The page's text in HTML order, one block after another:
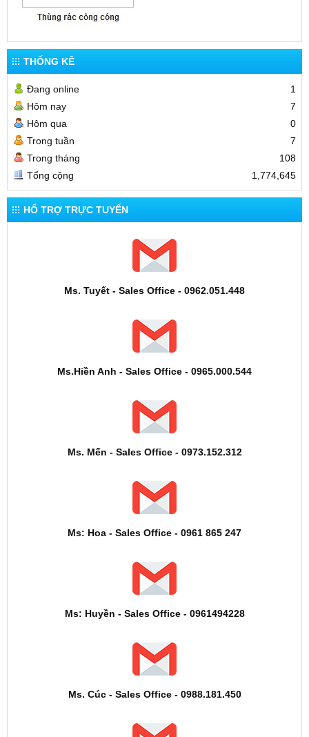
THỐNG KÊ
Đang online
1
Hôm nay
7
Hôm qua
0
Trong tuần
7
Trong tháng
108
Tổng cộng
1,774,645
HỔ TRỢ TRỰC TUYẾN
Ms. Tuyết - Sales Office - 0962.051.448
Ms.Hiền Anh - Sales Office - 0965.000.544
Ms. Mến - Sales Office - 0973.152.312
Ms: Hoa - Sales Office - 0961 865 247
Ms: Huyền - Sales Office - 0961494228
Ms. Cúc - Sales Office - 0988.181.450